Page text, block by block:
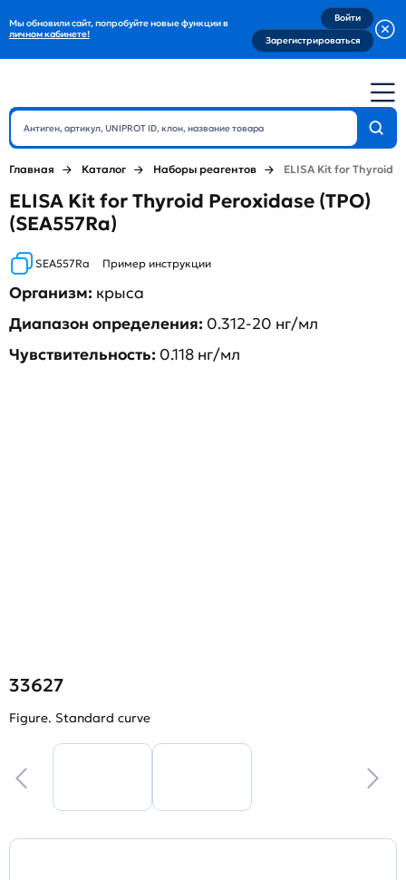
Мы обновили сайт, попробуйте новые функции в
личном кабинете!
Войти
Зарегистрироваться
Главная Каталог Наборы реагентов ELISA Kit for Thyroid
ELISA Kit for Thyroid Peroxidase (TPO)
(SEA557Ra)
SEA557Ra Пример инструкции
Организм: крыса
Диапазон определения: 0.312-20 нг/мл
Чувствительность: 0.118 нг/мл
33627
Figure. Standard curve